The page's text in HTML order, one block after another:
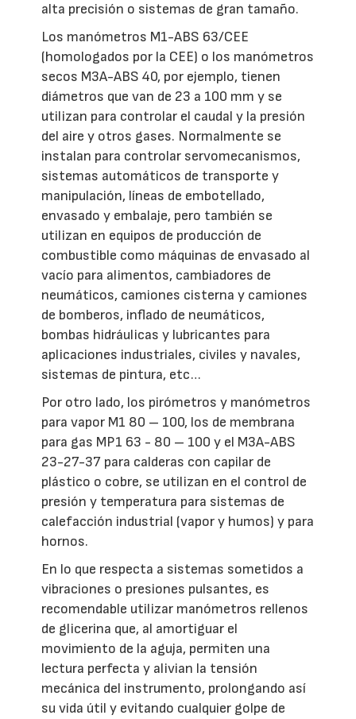
alta precisión o sistemas de gran tamaño.
Los manómetros M1-ABS 63/CEE
(homologados por la CEE) o los manómetros
secos M3A-ABS 40, por ejemplo, tienen
diámetros que van de 23 a 100 mm y se
utilizan para controlar el caudal y la presión
del aire y otros gases. Normalmente se
instalan para controlar servomecanismos,
sistemas automáticos de transporte y
manipulación, líneas de embotellado,
envasado y embalaje, pero también se
utilizan en equipos de producción de
combustible como máquinas de envasado al
vacío para alimentos, cambiadores de
neumáticos, camiones cisterna y camiones
de bomberos, inflado de neumáticos,
bombas hidráulicas y lubricantes para
aplicaciones industriales, civiles y navales,
sistemas de pintura, etc…
Por otro lado, los pirómetros y manómetros
para vapor M1 80 – 100, los de membrana
para gas MP1 63 - 80 – 100 y el M3A-ABS
23-27-37 para calderas con capilar de
plástico o cobre, se utilizan en el control de
presión y temperatura para sistemas de
calefacción industrial (vapor y humos) y para
hornos.
En lo que respecta a sistemas sometidos a
vibraciones o presiones pulsantes, es
recomendable utilizar manómetros rellenos
de glicerina que, al amortiguar el
movimiento de la aguja, permiten una
lectura perfecta y alivian la tensión
mecánica del instrumento, prolongando así
su vida útil y evitando cualquier golpe de